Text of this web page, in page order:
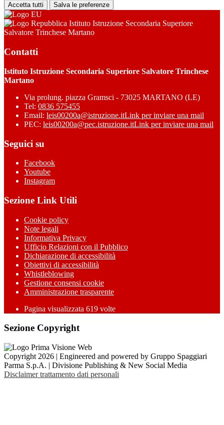
Accetta tutti Salva le preferenze
Istituto Istruzione Secondaria Superiore
Salvatore Trinchese Martano
Contatti
Istituto Istruzione Secondaria Superiore Salvatore Trinchese
Martano
Via prolung. piazza Gramsci - 73025 MARTANO (LE)
Tel: 0836 575455
Email: leis00200a@istruzione.itLink per inviare una mail
PEC: leis00200a@pec.istruzione.itLink per inviare una mail
Seguici su
Facebook
Youtube
Instagram
Sezione Link Utili
Cookie policy
Note legali
Informativa Privacy
Ufficio Relazioni con il Pubblico
Dichiarazione di accessibilità
Obiettivi di accessibilità
Whistleblowing
Gestione consensi cookie
Amministrazione trasparente
Pagina visualizzata 619 volte
Sezione Copyright
Copyright 2026 | Engineered and powered by Gruppo Spaggiari
Parma S.p.A. | Divisione Publishing & New Social Media
Disclaimer trattamento dati personali